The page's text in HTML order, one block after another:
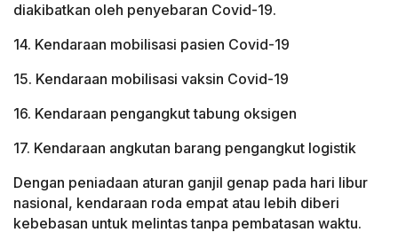
diakibatkan oleh penyebaran Covid-19.
14. Kendaraan mobilisasi pasien Covid-19
15. Kendaraan mobilisasi vaksin Covid-19
16. Kendaraan pengangkut tabung oksigen
17. Kendaraan angkutan barang pengangkut logistik
Dengan peniadaan aturan ganjil genap pada hari libur
nasional, kendaraan roda empat atau lebih diberi
kebebasan untuk melintas tanpa pembatasan waktu.